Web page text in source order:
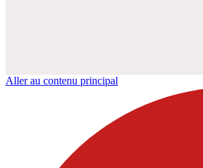
Aller au contenu principal